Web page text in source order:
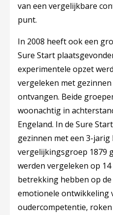
van een vergelijkbare
punt.
In 2008 heeft ook een
Sure Start
experimentele opzet
vergeleken met
ontvangen. Beide
woonachtig in
Engeland. In de Sure
gezinnen met een 3-jarig
vergelijkingsgroep 1879
werden vergeleken op
betrekking hebben op
emotionele ontwikkeling
oudercompetentie,